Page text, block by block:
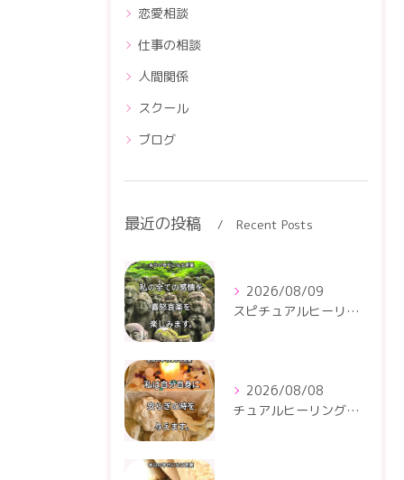
恋愛相談
仕事の相談
人間関係
スクール
ブログ
最近の投稿 Recent Posts
2026/08/09
スピチュアルヒーリングセンター
2026/08/08
チュアルヒーリングセンター